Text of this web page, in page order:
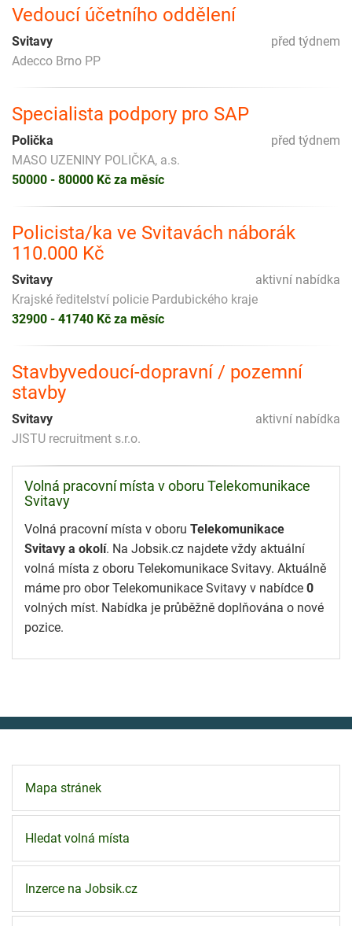
Vedoucí účetního oddělení
před týdnem
Svitavy
Adecco Brno PP
Specialista podpory pro SAP
před týdnem
Polička
MASO UZENINY POLIČKA, a.s.
50000 - 80000 Kč za měsíc
Policista/ka ve Svitavách náborák
110.000 Kč
aktivní nabídka
Svitavy
Krajské ředitelství policie Pardubického kraje
32900 - 41740 Kč za měsíc
Stavbyvedoucí-dopravní / pozemní
stavby
aktivní nabídka
Svitavy
JISTU recruitment s.r.o.
Volná pracovní místa v oboru Telekomunikace
Svitavy
Volná pracovní místa v oboru Telekomunikace
Svitavy a okolí. Na Jobsik.cz najdete vždy aktuální
volná místa z oboru Telekomunikace Svitavy. Aktuálně
máme pro obor Telekomunikace Svitavy v nabídce 0
volných míst. Nabídka je průběžně doplňována o nové
pozice.
Mapa stránek
Hledat volná místa
Inzerce na Jobsik.cz